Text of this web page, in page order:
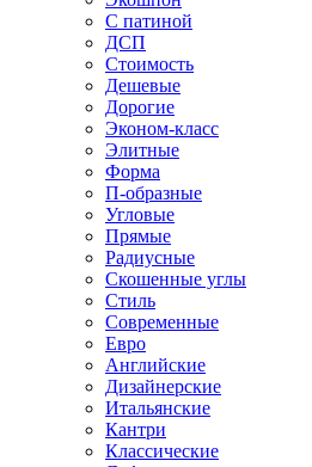
С патиной
ДСП
Стоимость
Дешевые
Дорогие
Эконом-класс
Элитные
Форма
П-образные
Угловые
Прямые
Радиусные
Скошенные углы
Стиль
Современные
Евро
Английские
Дизайнерские
Итальянские
Кантри
Классические